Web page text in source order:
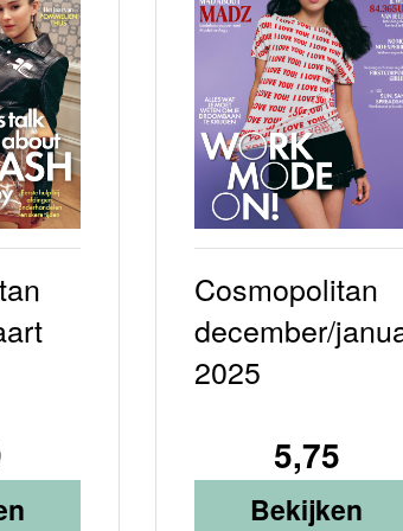
Cosmopolitan
december/
2025
5,75
Bekijken